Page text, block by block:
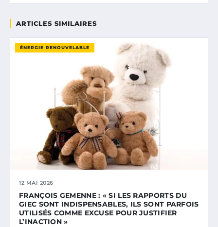
ARTICLES SIMILAIRES
ÉNERGIE RENOUVELABLE
12 MAI 2026
FRANÇOIS GEMENNE : « SI LES RAPPORTS DU
GIEC SONT INDISPENSABLES, ILS SONT PARFOIS
UTILISÉS COMME EXCUSE POUR JUSTIFIER
L’INACTION »